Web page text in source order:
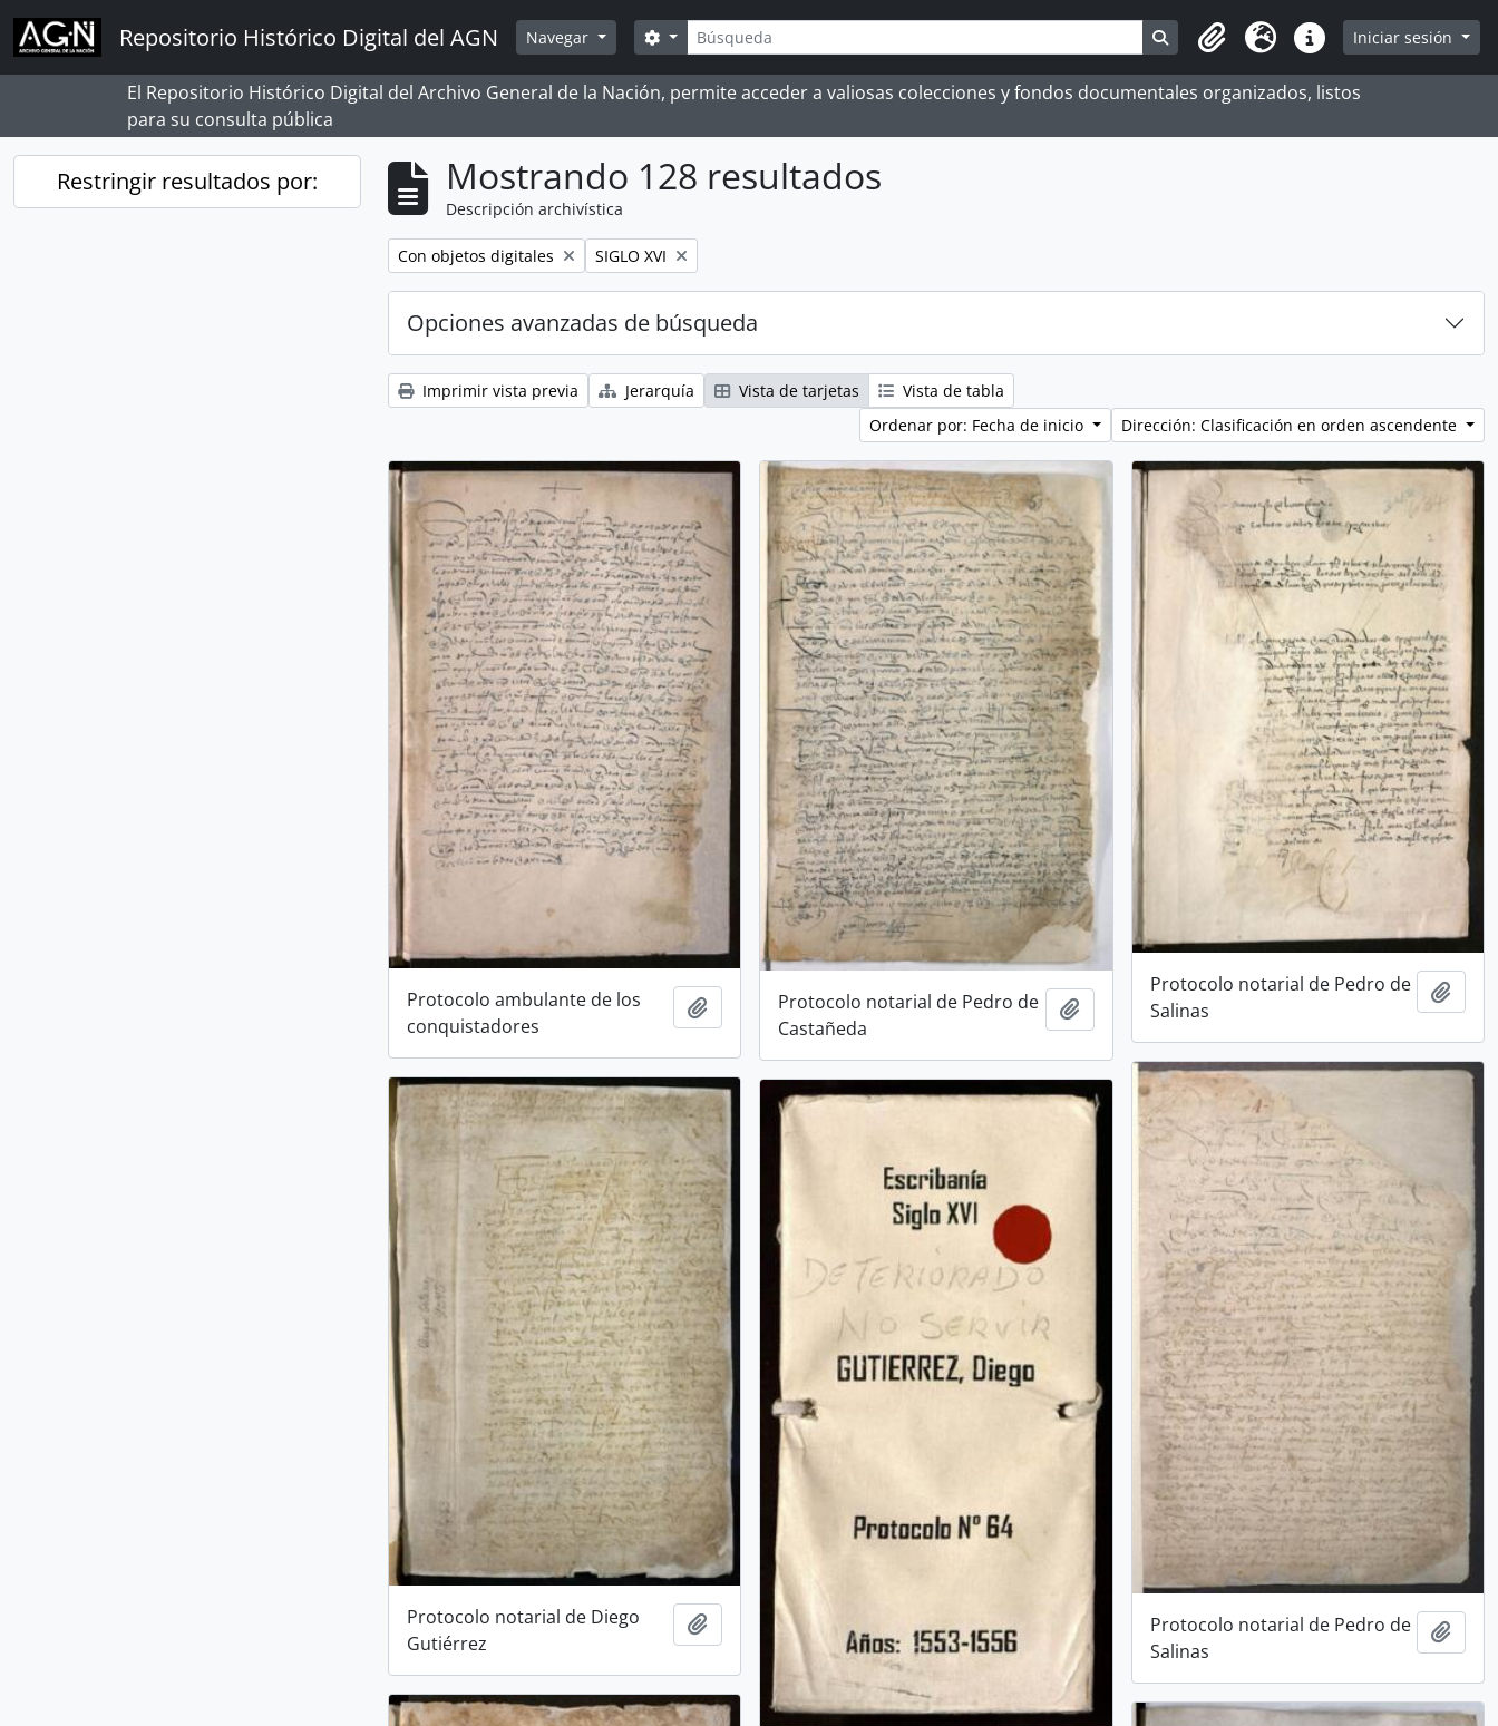
Skip to main content
Repositorio Histórico Digital del AGN Navegar Búsqueda
Search options Search in browse page
Portapapeles
Idioma Enlaces rápidos
Iniciar sesión
El Repositorio Histórico Digital del Archivo General de la Nación, permite acceder a valiosas colecciones y fondos documentales organizados, listos
para su consulta pública
Restringir resultados por: Mostrando 128 resultados
Descripción archivística
Remove filter:
Con objetos digitales Remove filter:
SIGLO XVI
Opciones avanzadas de búsqueda
Imprimir vista previa Jerarquía Vista de tarjetas
Vista de tabla
Ordenar por: Fecha de inicio
Dirección: Clasificación en orden ascendente
Protocolo ambulante de los
conquistadores
Añadir al portapapeles
Protocolo notarial de Pedro de
Castañeda
Añadir al portapapeles
Protocolo notarial de Pedro de
Salinas
Protocolo notarial de Pedro de
Salinas
Protocolo notarial de Diego
Gutiérrez
Añadir al portapapeles